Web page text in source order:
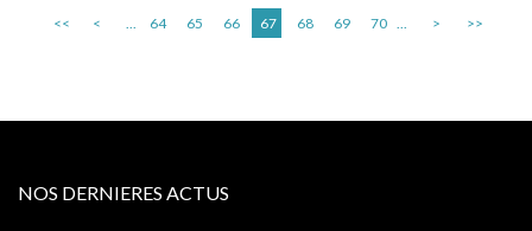
<< < ... 64 65 66 67 68 69 70 ... > >>
NOS DERNIERES ACTUS